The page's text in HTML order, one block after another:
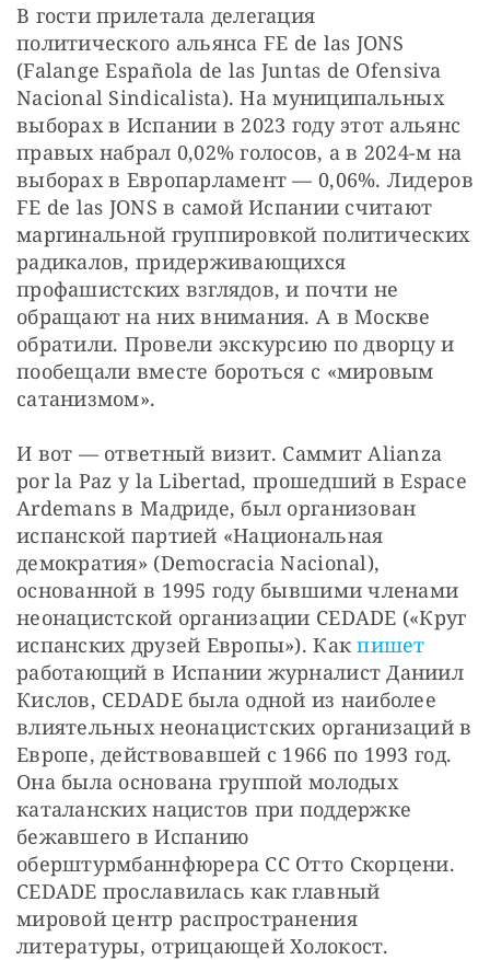
В гости прилетала делегация
политического альянса FЕ de las JONS
(Falange Española de las Juntas de Ofensiva
Nacional Sindicalista). На муниципальных
выборах в Испании в 2023 году этот альянс
правых набрал 0,02% голосов, а в 2024-м на
выборах в Европарламент — 0,06%. Лидеров
FЕ de las JONS в самой Испании считают
маргинальной группировкой политических
радикалов, придерживающихся
профашистских взглядов, и почти не
обращают на них внимания. А в Москве
обратили. Провели экскурсию по дворцу и
пообещали вместе бороться с «мировым
сатанизмом».
И вот — ответный визит. Саммит Alianza
por la Paz y la Libertad, прошедший в Espace
Ardemans в Мадриде, был организован
испанской партией «Национальная
демократия» (Democracia Nacional),
основанной в 1995 году бывшими членами
неонацистской организации CEDADE («Круг
испанских друзей Европы»). Как пишет
работающий в Испании журналист Даниил
Кислов, CEDADE была одной из наиболее
влиятельных неонацистских организаций в
Европе, действовавшей с 1966 по 1993 год.
Она была основана группой молодых
каталанских нацистов при поддержке
бежавшего в Испанию
оберштурмбаннфюрера СС Отто Скорцени.
CEDADE прославилась как главный
мировой центр распространения
литературы, отрицающей Холокост.